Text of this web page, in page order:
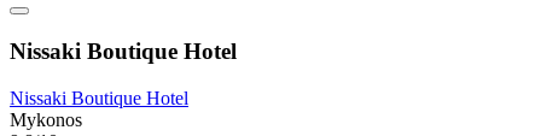
Nissaki Boutique Hotel
Nissaki Boutique Hotel
Mykonos